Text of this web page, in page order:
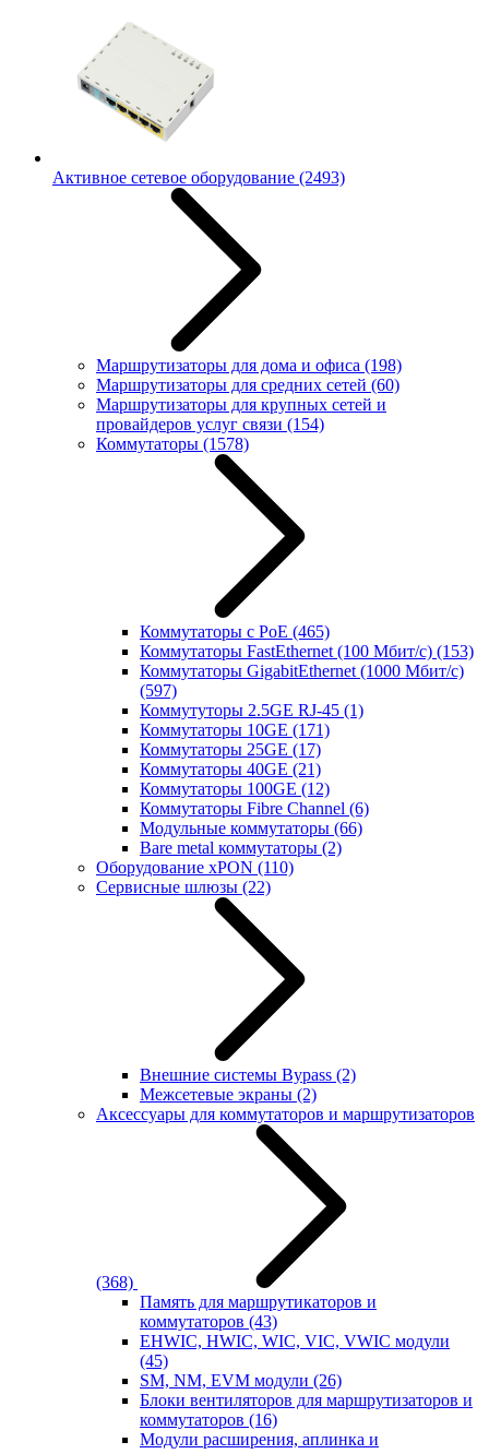
Активное сетевое оборудование (2493)
Маршрутизаторы для дома и офиса (198)
Маршрутизаторы для средних сетей (60)
Маршрутизаторы для крупных сетей и
провайдеров услуг связи (154)
Коммутаторы (1578)
Коммутаторы с PoE (465)
Коммутаторы FastEthernet (100 Мбит/с) (153)
Коммутаторы GigabitEthernet (1000 Мбит/с)
(597)
Коммутуторы 2.5GE RJ-45 (1)
Коммутаторы 10GE (171)
Коммутаторы 25GE (17)
Коммутаторы 40GE (21)
Коммутаторы 100GE (12)
Коммутаторы Fibre Channel (6)
Модульные коммутаторы (66)
Bare metal коммутаторы (2)
Оборудование xPON (110)
Сервисные шлюзы (22)
Внешние системы Bypass (2)
Межсетевые экраны (2)
Аксессуары для коммутаторов и маршрутизаторов
(368)
Память для маршрутикаторов и
коммутаторов (43)
EHWIC, HWIC, WIC, VIC, VWIC модули
(45)
SM, NM, EVM модули (26)
Блоки вентиляторов для маршрутизаторов и
коммутаторов (16)
Модули расширения, аплинка и